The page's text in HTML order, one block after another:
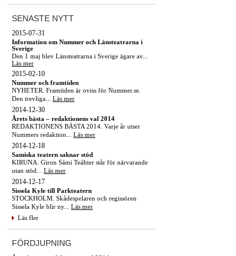
SENASTE NYTT
2015-07-31
Information om Nummer och Länsteatrarna i
Sverige
Den 1 maj blev Länsteatrarna i Sverige ägare av...
Läs mer
2015-02-10
Nummer och framtiden
NYHETER. Framtiden är oviss för Nummer.se.
Den trevliga... Läs mer
2014-12-30
Årets bästa – redaktionens val 2014
REDAKTIONENS BÄSTA 2014. Varje år utser
Nummers redaktion... Läs mer
2014-12-18
Samiska teatern saknar stöd
KIRUNA. Giron Sámi Teáhter står för närvarande
utan stöd... Läs mer
2014-12-17
Sissela Kyle till Parkteatern
STOCKHOLM. Skådespelaren och regissören
Sissela Kyle blir ny... Läs mer
Läs fler
FÖRDJUPNING